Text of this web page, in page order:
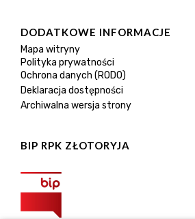
DODATKOWE INFORMACJE
Mapa witryny
Polityka prywatności
Ochrona danych (RODO)
Deklaracja dostępności
Archiwalna wersja strony
BIP RPK ZŁOTORYJA